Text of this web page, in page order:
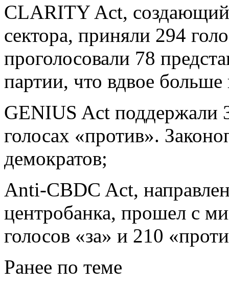
CLARITY Act, создающий
сектора, приняли 294
проголосовали 78
партии, что вдвое больше
GENIUS Act поддержали
голосах «против».
демократов;
Anti-CBDC Act,
центробанка, прошел с
голосов «за» и 210
Ранее по теме